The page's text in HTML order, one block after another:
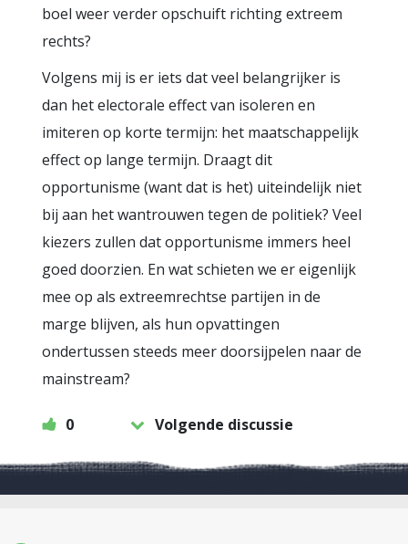
boel weer verder opschuift richting extreem
rechts?
Volgens mij is er iets dat veel belangrijker is
dan het electorale effect van isoleren en
imiteren op korte termijn: het maatschappelijk
effect op lange termijn. Draagt dit
opportunisme (want dat is het) uiteindelijk niet
bij aan het wantrouwen tegen de politiek? Veel
kiezers zullen dat opportunisme immers heel
goed doorzien. En wat schieten we er eigenlijk
mee op als extreemrechtse partijen in de
marge blijven, als hun opvattingen
ondertussen steeds meer doorsijpelen naar de
mainstream?
0 Volgende discussie